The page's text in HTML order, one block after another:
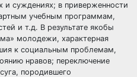
и суждениях; в приверженности
учебным программам,
и т.д. В результате якобы
молодежи, характерная
к социальным проблемам,
нравов; переключение
породившего